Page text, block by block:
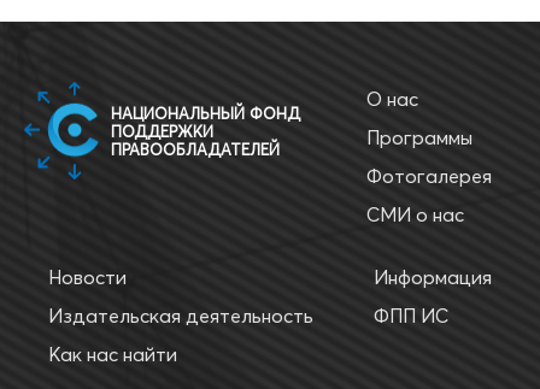
НАЦИОНАЛЬНЫЙ ФОНД
ПОДДЕРЖКИ
ПРАВООБЛАДАТЕЛЕЙ
О нас
Программы
Фотогалерея
СМИ о нас
Новости
Издательская деятельность
Как нас найти
Информация
ФПП ИС